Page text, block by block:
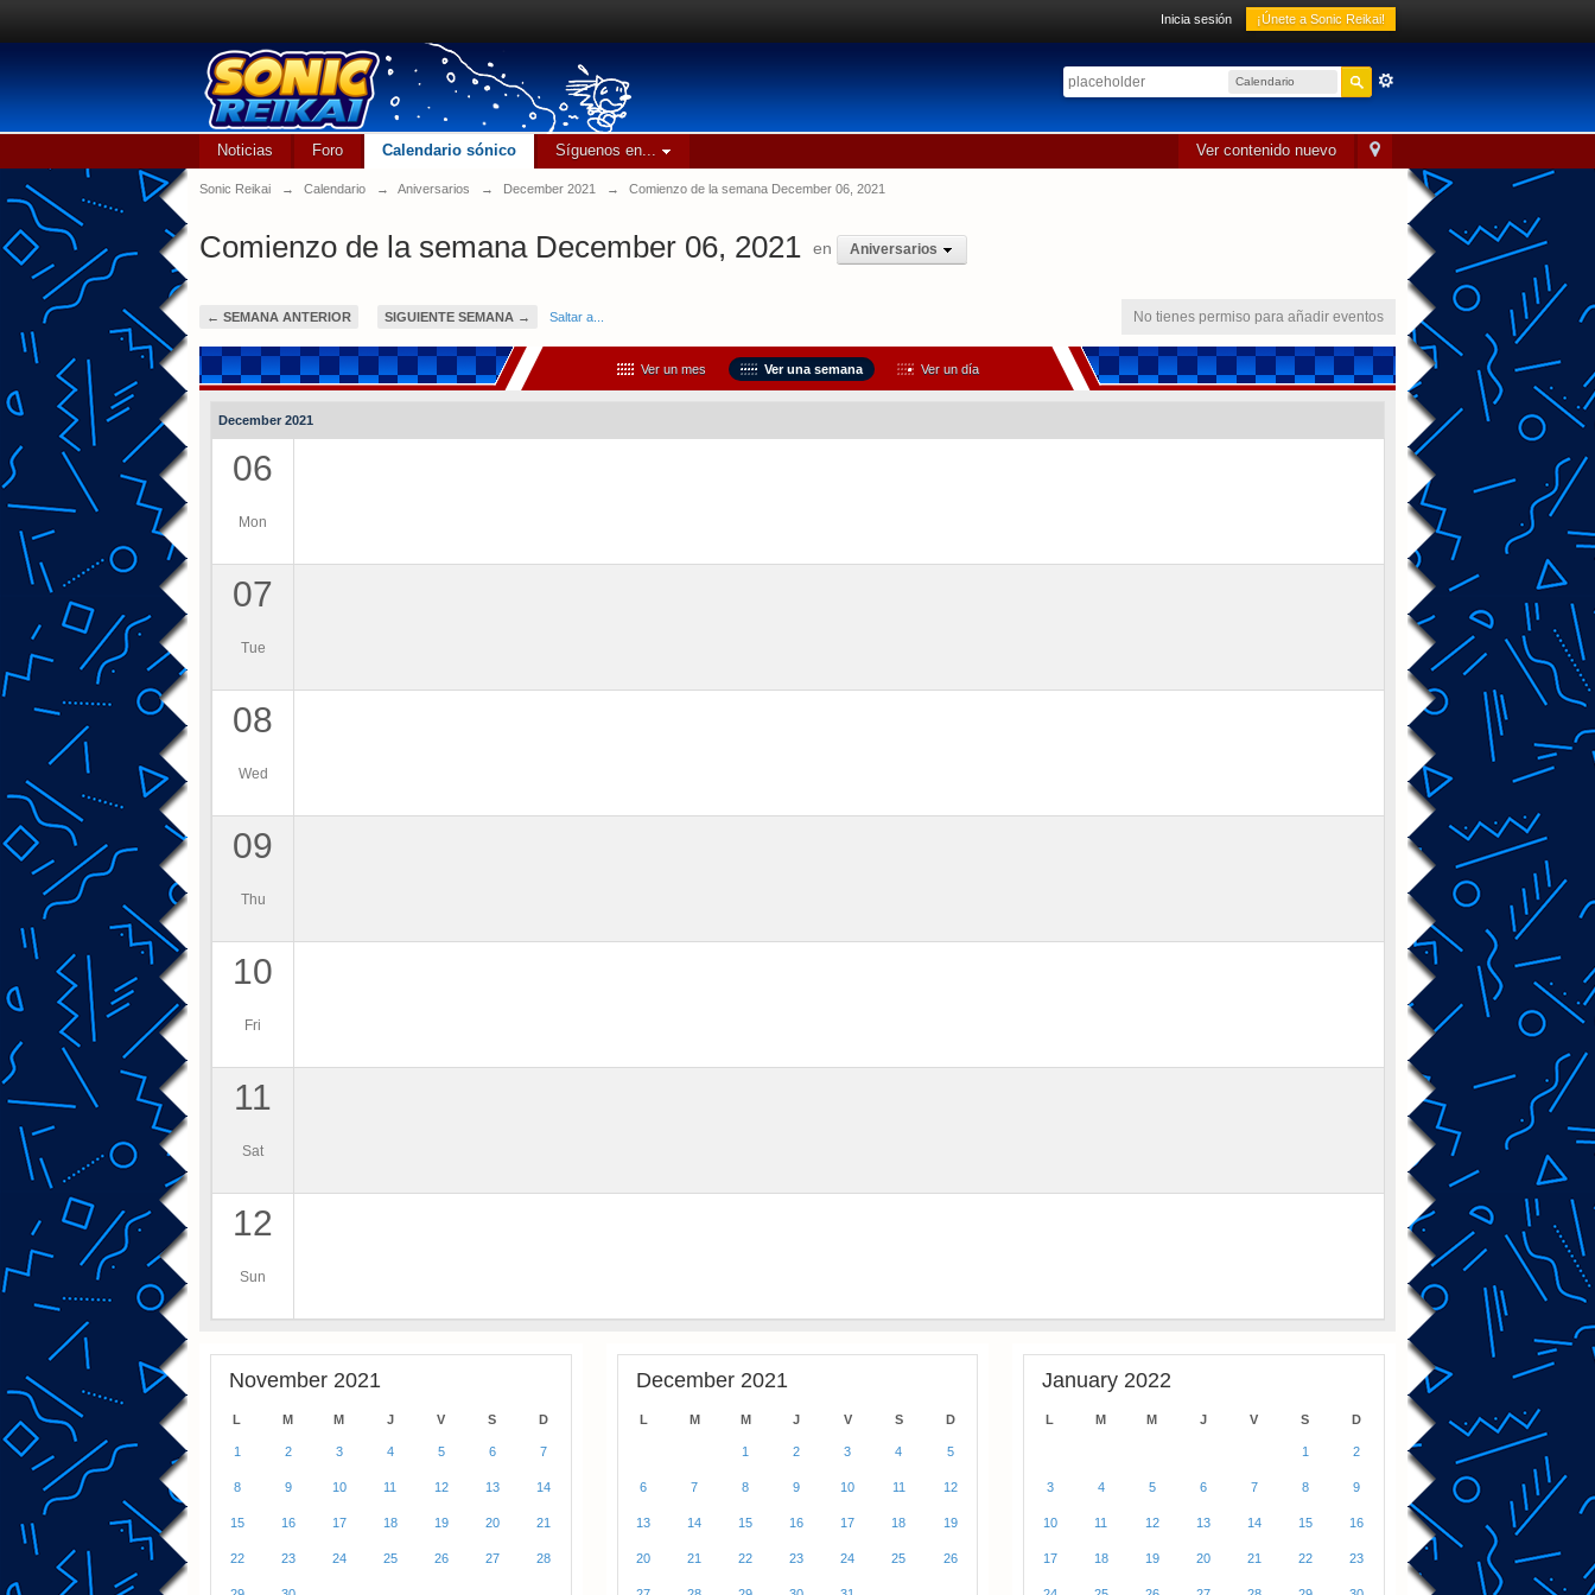
Inicia sesión ¡Únete a Sonic Reikai!
Calendario
sónico
Ver contenido nuevo
Noticias Foro Calendario sónico Síguenos en...
Sonic Reikai → Calendario → Aniversarios → December 2021 → Comienzo de la semana December 06, 2021
Comienzo de la semana December 06, 2021 en Aniversarios
← SEMANA ANTERIOR SIGUIENTE SEMANA → Saltar a... No tienes permiso para añadir eventos
Ver un mes Ver una semana Ver un día
December 2021
06
Mon
07
Tue
08
Wed
09
Thu
10
Fri
11
Sat
12
Sun
November 2021
L M M J V S D
1 2 3 4 5 6 7
8 9 10 11 12 13 14
15 16 17 18 19 20 21
22 23 24 25 26 27 28
December 2021
L M M J V S D
1 2 3 4 5
6 7 8 9 10 11 12
13 14 15 16 17 18 19
20 21 22 23 24 25 26
January 2022
L M M J V S D
1 2
3 4 5 6 7 8 9
10 11 12 13 14 15 16
17 18 19 20 21 22 23